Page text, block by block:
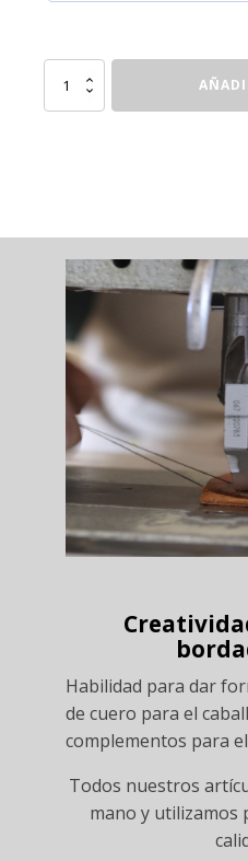
Cinturón
hebilla
Habilidad para dar
de cuero para el
complementos para
Todos nuestros
mano y utilizamos